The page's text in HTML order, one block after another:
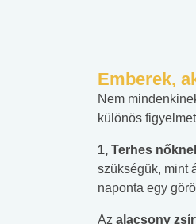
Emberek,
Nem
különös
1, Terhes
szükségük, mint
naponta egy
Az alacsony